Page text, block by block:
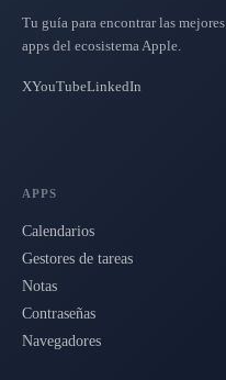
Tu guía para encontrar las mejores
apps del ecosistema Apple.
XYouTubeLinkedIn
APPS
Calendarios
Gestores de tareas
Notas
Contraseñas
Navegadores